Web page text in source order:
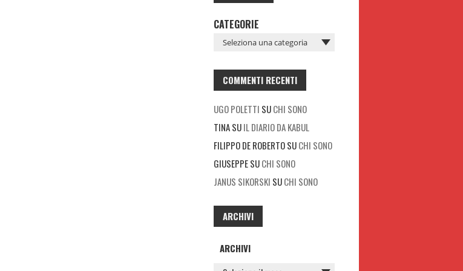
CATEGORIE
COMMENTI RECENTI
UGO POLETTI SUCHI SONO
TINASUIL DIARIO DA KABUL
FILIPPO DE ROBERTOSUCHI SONO
GIUSEPPESUCHI SONO
JANUS SIKORSKI SUCHI SONO
ARCHIVI
ARCHIVI